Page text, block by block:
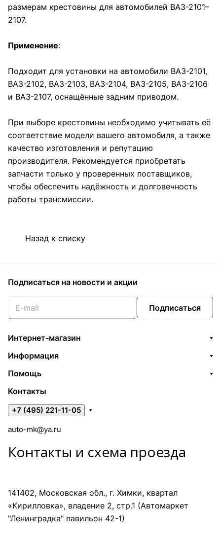
размерам крестовины для автомобилей ВАЗ-2101–
2107.
Применение:
Подходит для установки на автомобили ВАЗ-2101,
ВАЗ-2102, ВАЗ-2103, ВАЗ-2104, ВАЗ-2105, ВАЗ-2106
и ВАЗ-2107, оснащённые задним приводом.
При выборе крестовины необходимо учитывать её
соответствие модели вашего автомобиля, а также
качество изготовления и репутацию
производителя. Рекомендуется приобретать
запчасти только у проверенных поставщиков,
чтобы обеспечить надёжность и долговечность
работы трансмиссии.
Назад к списку
Подписаться на новости и акции
Подписаться
Интернет-магазин
Информация
Помощь
Контакты
+7 (495) 221-11-05
auto-mk@ya.ru
Контакты и схема проезда
141402, Московская обл., г. Химки, квартал
«Кирилловка», владение 2, стр.1 (Автомаркет
"Ленинградка" павильон 42-1)